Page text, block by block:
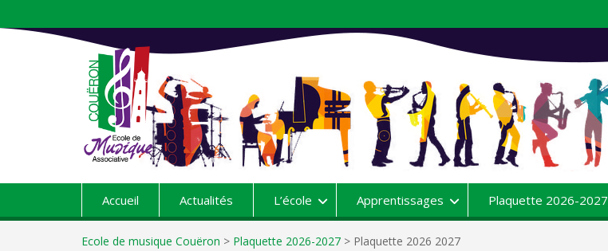
au
Accueil Actualités L’école Apprentissages Plaquette 2026-2027
Ecole de musique Couëron > Plaquette 2026-2027 > Plaquette 2026 2027